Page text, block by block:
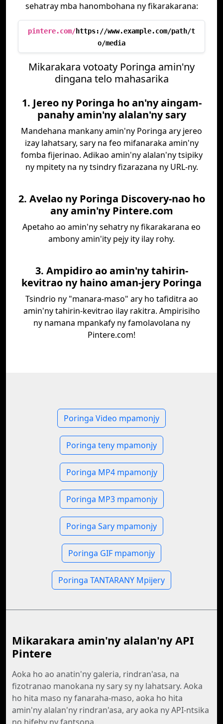
sehatray mba hanombohana ny fikarakarana:
pintere.com/https://www.example.com/path/t
o/media
Mikarakara votoaty Poringa amin'ny
dingana telo mahasarika
1. Jereo ny Poringa ho an'ny aingam-
panahy amin'ny alalan'ny sary
Mandehana mankany amin'ny Poringa ary jereo
izay lahatsary, sary na feo mifanaraka amin'ny
fomba fijerinao. Adikao amin'ny alalan'ny tsipiky
ny mpitety na ny tsindry fizarazana ny URL-ny.
2. Avelao ny Poringa Discovery-nao ho
any amin'ny Pintere.com
Apetaho ao amin'ny sehatry ny fikarakarana eo
ambony amin'ity pejy ity ilay rohy.
3. Ampidiro ao amin'ny tahirin-
kevitrao ny haino aman-jery Poringa
Tsindrio ny "manara-maso" ary ho tafiditra ao
amin'ny tahirin-kevitrao ilay rakitra. Ampirisiho
ny namana mpankafy ny famolavolana ny
Pintere.com!
Poringa Video mpamonjy
Poringa teny mpamonjy
Poringa MP4 mpamonjy
Poringa MP3 mpamonjy
Poringa Sary mpamonjy
Poringa GIF mpamonjy
Poringa TANTARANY Mpijery
Mikarakara amin'ny alalan'ny API
Pintere
Aoka ho ao anatin'ny galeria, rindran'asa, na
fizotranao manokana ny sary sy ny lahatsary. Aoka
ho hita maso ny fanaraha-maso, aoka ho hita
amin'ny alalan'ny rindran'asa, ary aoka ny API-ntsika